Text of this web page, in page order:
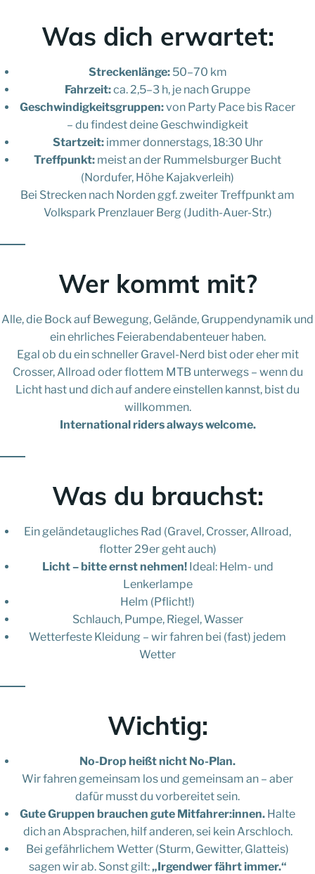
Was dich erwartet:
Streckenlänge:50–70 km
Fahrzeit:ca. 2,5–3 h, je nach Gruppe
Geschwindigkeitsgruppen:von Party Pace bis Racer
– du findest deine Geschwindigkeit
Startzeit:immer donnerstags, 18:30 Uhr
Treffpunkt: meist an der Rummelsburger Bucht
(Nordufer, Höhe Kajakverleih)
Bei Strecken nach Norden ggf. zweiter Treffpunkt am
Volkspark Prenzlauer Berg (Judith-Auer-Str.)
Wer kommt mit?
Alle, die Bock auf Bewegung, Gelände, Gruppendynamik und
ein ehrliches Feierabendabenteuer haben.
Egal ob du ein schneller Gravel-Nerd bist oder eher mit
Crosser, Allroad oder flottem MTB unterwegs – wenn du
Licht hast und dich auf andere einstellen kannst, bist du
willkommen.
International riders always welcome.
Was du brauchst:
Ein geländetaugliches Rad (Gravel, Crosser, Allroad,
flotter 29er geht auch)
Licht – bitte ernst nehmen!Ideal: Helm- und
Lenkerlampe
Helm (Pflicht!)
Schlauch, Pumpe, Riegel, Wasser
Wetterfeste Kleidung – wir fahren bei (fast) jedem
Wetter
Wichtig:
No-Drop heißt nicht No-Plan.
Wir fahren gemeinsam los und gemeinsam an – aber
dafür musst du vorbereitet sein.
Gute Gruppen brauchen gute Mitfahrer:innen. Halte
dich an Absprachen, hilf anderen, sei kein Arschloch.
Bei gefährlichem Wetter (Sturm, Gewitter, Glatteis)
sagen wir ab. Sonst gilt:„Irgendwer fährt immer.“